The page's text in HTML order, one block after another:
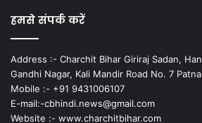
हमसे संपर्क करें
Address :- Charchit Bihar Giriraj Sadan,
Gandhi Nagar, Kali Mandir Road No. 7
Mobile :- +91 9431006107
E-mail:-cbhindi.news@gmail.com
Website :- www.charchitbihar.com